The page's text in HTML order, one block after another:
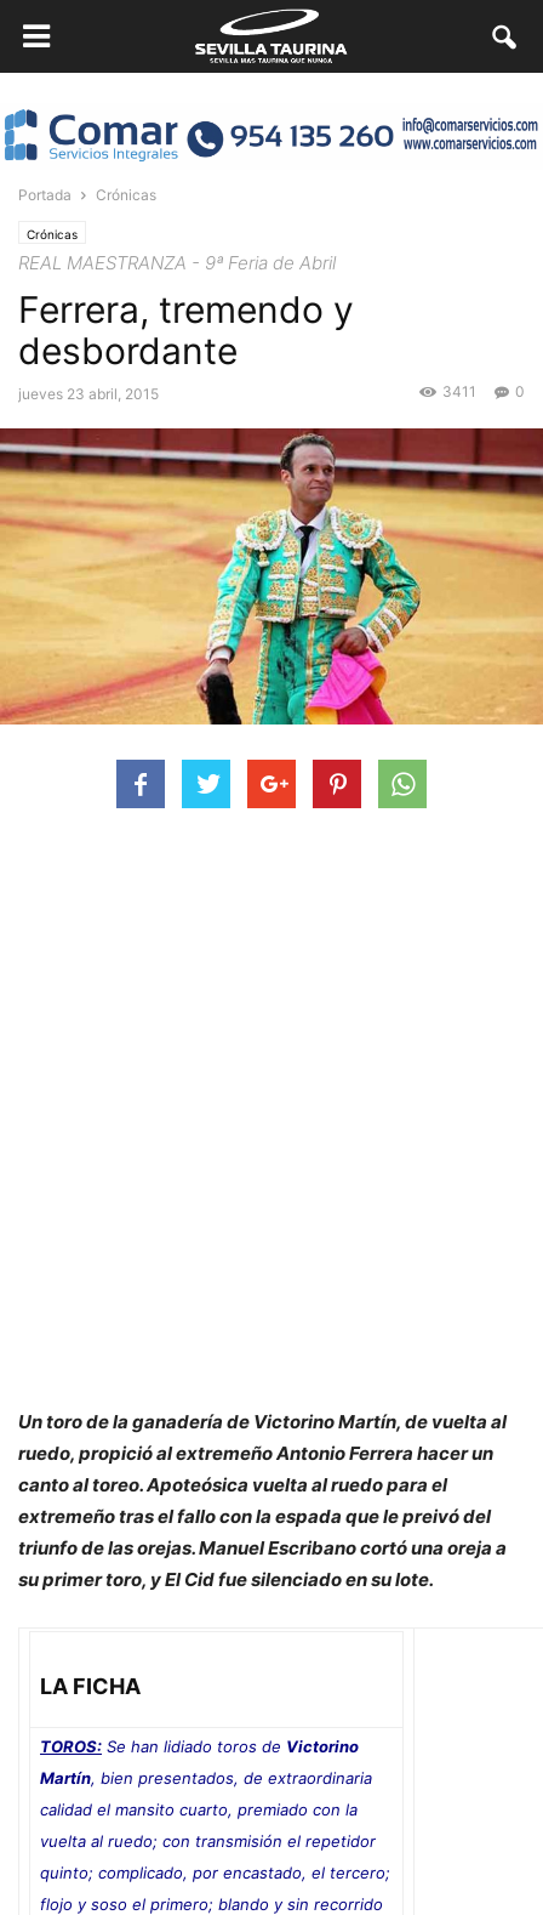
Portada Crónicas
Crónicas
REAL MAESTRANZA - 9ª Feria de Abril
Ferrera, tremendo y
desbordante
jueves 23 abril, 2015 0
3411
Un toro de la ganadería de Victorino Martín, de vuelta al
ruedo, propició al extremeño Antonio Ferrera hacer un
canto al toreo. Apoteósica vuelta al ruedo para el
extremeño tras el fallo con la espada que le preivó del
triunfo de las orejas. Manuel Escribano cortó una oreja a
su primer toro, y El Cid fue silenciado en su lote.
LA FICHA
TOROS: Se han lidiado toros de Victorino
Martín, bien presentados, de extraordinaria
calidad el mansito cuarto, premiado con la
vuelta al ruedo; con transmisión el repetidor
quinto; complicado, por encastado, el tercero;
flojo y soso el primero; blando y sin recorrido